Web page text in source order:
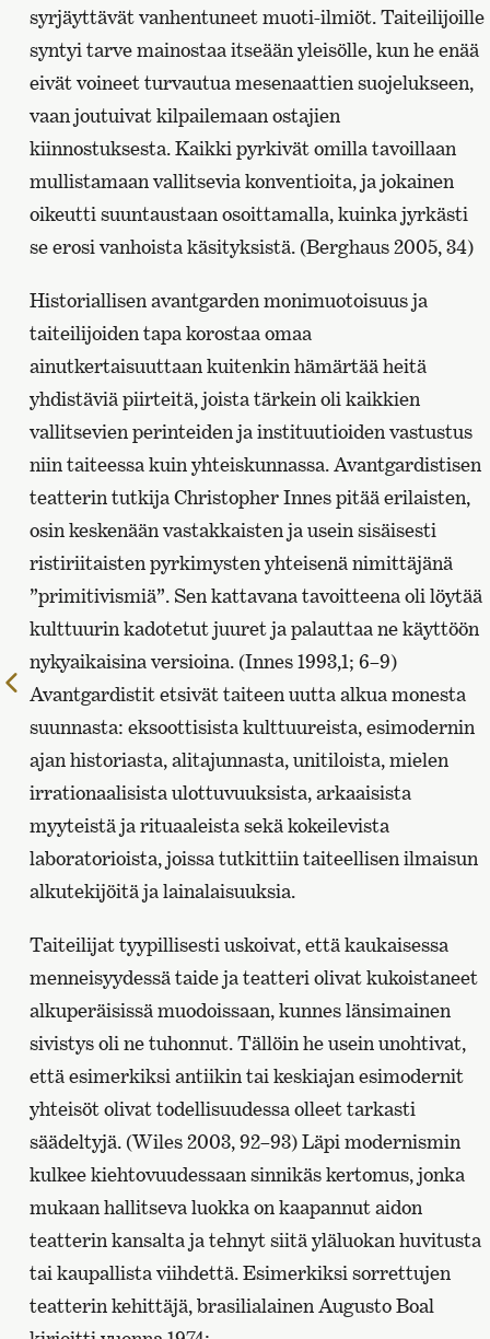
syrjäyttävät vanhentuneet muoti-ilmiöt. Taiteilijoille
syntyi tarve mainostaa itseään yleisölle, kun he enää
eivät voineet turvautua mesenaattien suojelukseen,
vaan joutuivat kilpailemaan ostajien
kiinnostuksesta. Kaikki pyrkivät omilla tavoillaan
mullistamaan vallitsevia konventioita, ja jokainen
oikeutti suuntaustaan osoittamalla, kuinka jyrkästi
se erosi vanhoista käsityksistä. (Berghaus 2005, 34)
Historiallisen avantgarden monimuotoisuus ja
taiteilijoiden tapa korostaa omaa
ainutkertaisuuttaan kuitenkin hämärtää heitä
yhdistäviä piirteitä, joista tärkein oli kaikkien
vallitsevien perinteiden ja instituutioiden vastustus
niin taiteessa kuin yhteiskunnassa. Avantgardistisen
teatterin tutkija Christopher Innes pitää erilaisten,
osin keskenään vastakkaisten ja usein sisäisesti
ristiriitaisten pyrkimysten yhteisenä nimittäjänä
”primitivismiä”. Sen kattavana tavoitteena oli löytää
kulttuurin kadotetut juuret ja palauttaa ne käyttöön
nykyaikaisina versioina. (Innes 1993,1; 6–9)
Avantgardistit etsivät taiteen uutta alkua monesta
suunnasta: eksoottisista kulttuureista, esimodernin
ajan historiasta, alitajunnasta, unitiloista, mielen
irrationaalisista ulottuvuuksista, arkaaisista
myyteistä ja rituaaleista sekä kokeilevista
laboratorioista, joissa tutkittiin taiteellisen ilmaisun
alkutekijöitä ja lainalaisuuksia.
Taiteilijat tyypillisesti uskoivat, että kaukaisessa
menneisyydessä taide ja teatteri olivat kukoistaneet
alkuperäisissä muodoissaan, kunnes länsimainen
sivistys oli ne tuhonnut. Tällöin he usein unohtivat,
että esimerkiksi antiikin tai keskiajan esimodernit
yhteisöt olivat todellisuudessa olleet tarkasti
säädeltyjä. (Wiles 2003, 92–93) Läpi modernismin
kulkee kiehtovuudessaan sinnikäs kertomus, jonka
mukaan hallitseva luokka on kaapannut aidon
teatterin kansalta ja tehnyt siitä yläluokan huvitusta
tai kaupallista viihdettä. Esimerkiksi sorrettujen
teatterin kehittäjä, brasilialainen Augusto Boal
Edellinen